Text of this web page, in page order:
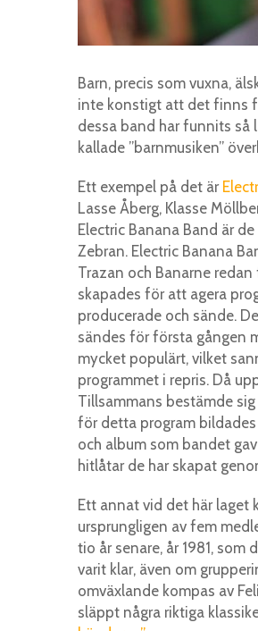
Barn, precis som vuxna,
inte konstigt att det finns
dessa band har funnits så
kallade ”barnmusiken”
Ett exempel på det är
Lasse Åberg, Klasse
Electric Banana Band är
Zebran. Electric Banana
Trazan och Banarne
skapades för att agera
producerade och sände.
sändes för första gången
mycket populärt, vilket
programmet i repris. Då
Tillsammans bestämde
för detta program bildades
och album som bandet
hitlåtar de har skapat
Ett annat vid det här laget
ursprungligen av fem
tio år senare, år 1981,
varit klar, även om
omväxlande kompas av
släppt några riktiga